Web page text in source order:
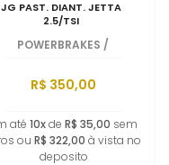
JG PAST. DIANT. JETTA
2.5/TSI
POWERBRAKES /
R$ 350,00
até 10xde R$ 35,00 sem
ou R$ 322,00 à vista no
deposito